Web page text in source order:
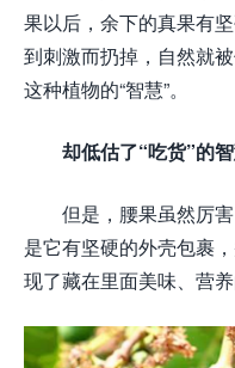
果以后，余下的真果有
到刺激而扔掉，自然就
这种植物的“智慧”。
却低估了“吃货”的
但是，腰果虽然厉
是它有坚硬的外壳包裹
现了藏在里面美味、营养